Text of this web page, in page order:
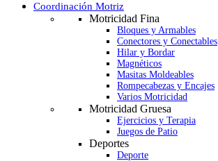
Coordinación Motriz
Motricidad Fina
Bloques y Armables
Conectores y Conectables
Hilar y Bordar
Magnéticos
Masitas Moldeables
Rompecabezas y Encajes
Varios Motricidad
Motricidad Gruesa
Ejercicios y Terapia
Juegos de Patio
Deportes
Deporte